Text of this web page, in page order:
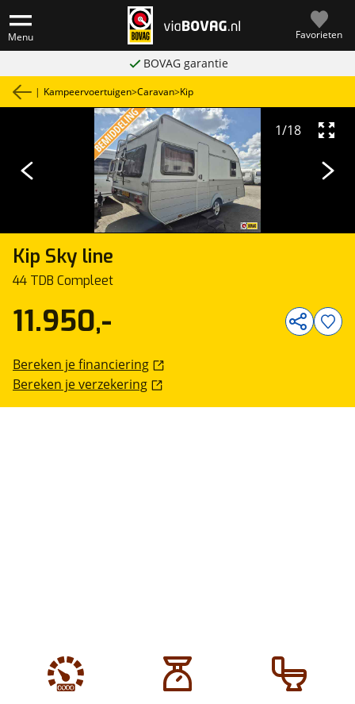
Menu Favorieten
BOVAG garantie
| Kampeervoertuigen>Caravan>Kip
Kip Sky line
44 TDB Compleet
1/18
11.950,-
Bereken je financiering
Bereken je verzekering